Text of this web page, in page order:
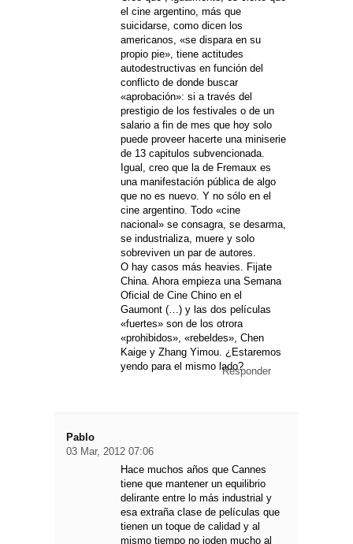
el cine argentino, más que
suicidarse, como dicen los
americanos, «se dispara en su
propio pie», tiene actitudes
autodestructivas en función del
conflicto de donde buscar
«aprobación»: si a través del
prestigio de los festivales o de un
salario a fin de mes que hoy solo
puede proveer hacerte una miniserie
de 13 capitulos subvencionada.
Igual, creo que la de Fremaux es
una manifestación pública de algo
que no es nuevo. Y no sólo en el
cine argentino. Todo «cine
nacional» se consagra, se desarma,
se industrializa, muere y solo
sobreviven un par de autores.
O hay casos más heavies. Fijate
China. Ahora empieza una Semana
Oficial de Cine Chino en el
Gaumont (…) y las dos películas
«fuertes» son de los otrora
«prohibidos», «rebeldes», Chen
Kaige y Zhang Yimou. ¿Estaremos
yendo para el mismo lado?Responder
Pablo
03 Mar, 2012 07:06
Hace muchos años que Cannes
tiene que mantener un equilibrio
delirante entre lo más industrial y
esa extraña clase de películas que
tienen un toque de calidad y al
mismo tiempo no joden mucho al